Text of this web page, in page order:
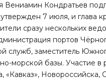
Вениамин Кондратьев
7 июля, и глава
сразу нескольких
портов
заместитель
морской базы. Участие в
«Кавказ»,